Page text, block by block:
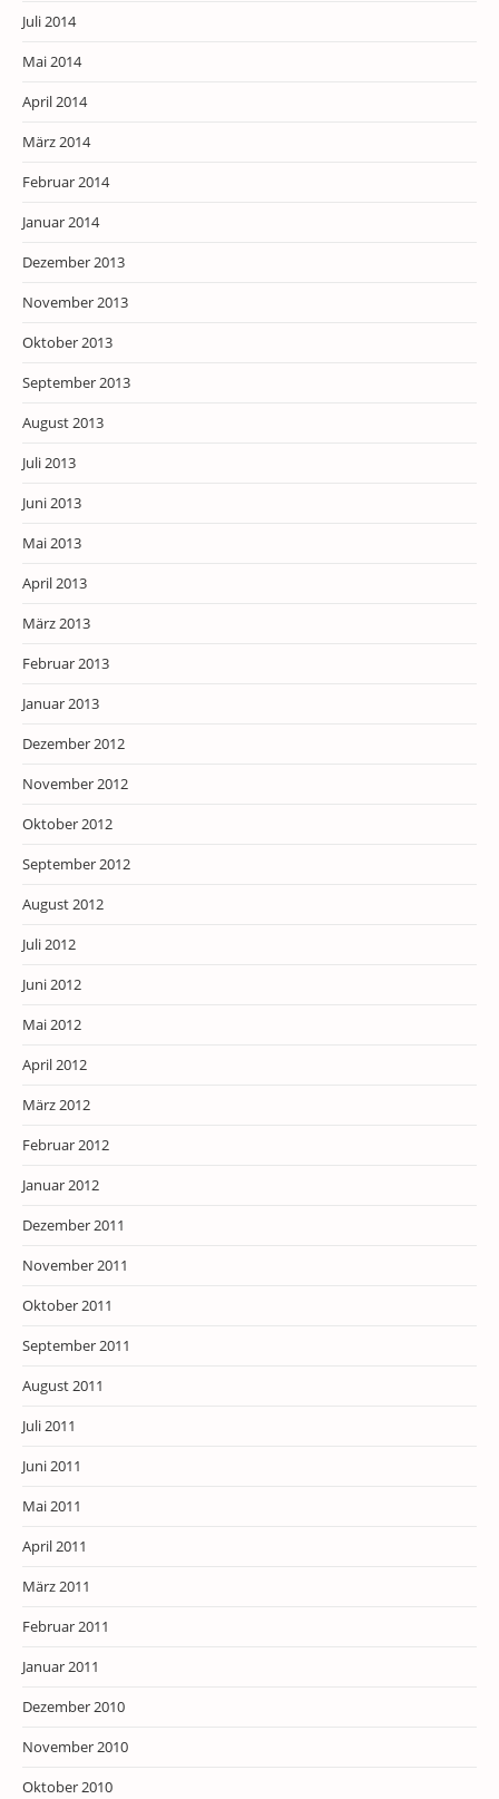
Juli 2014
Mai 2014
April 2014
März 2014
Februar 2014
Januar 2014
Dezember 2013
November 2013
Oktober 2013
September 2013
August 2013
Juli 2013
Juni 2013
Mai 2013
April 2013
März 2013
Februar 2013
Januar 2013
Dezember 2012
November 2012
Oktober 2012
September 2012
August 2012
Juli 2012
Juni 2012
Mai 2012
April 2012
März 2012
Februar 2012
Januar 2012
Dezember 2011
November 2011
Oktober 2011
September 2011
August 2011
Juli 2011
Juni 2011
Mai 2011
April 2011
März 2011
Februar 2011
Januar 2011
Dezember 2010
November 2010
Oktober 2010